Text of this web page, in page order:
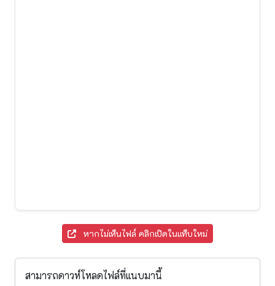
หากไม่เห็นไฟล์ คลิกเปิดในแท็บใหม่
สามารถดาวห์โหลดไฟล์ที่แนบมานี้